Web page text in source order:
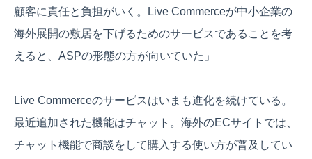
顧客に責任と負担がいく。Live Commerceが中小企業の
海外展開の敷居を下げるためのサービスであることを考
えると、ASPの形態の方が向いていた」
Live Commerceのサービスはいまも進化を続けている。
最近追加された機能はチャット。海外のECサイトでは、
チャット機能で商談をして購入する使い方が普及してい